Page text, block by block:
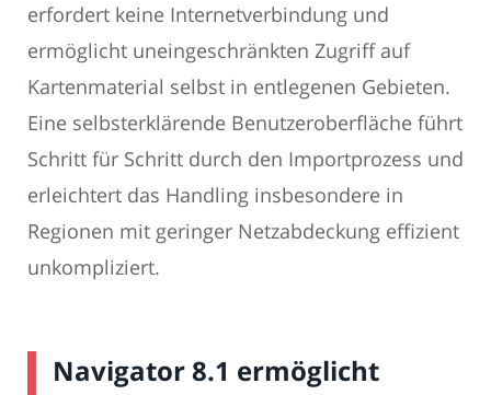
erfordert keine Internetverbindung und
ermöglicht uneingeschränkten Zugriff auf
Kartenmaterial selbst in entlegenen Gebieten.
Eine selbsterklärende Benutzeroberfläche führt
Schritt für Schritt durch den Importprozess und
erleichtert das Handling insbesondere in
Regionen mit geringer Netzabdeckung effizient
unkompliziert.
Navigator 8.1 ermöglicht